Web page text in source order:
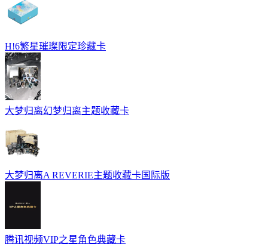
H!6繁星璀璨限定珍藏卡
大梦归离幻梦归离主题收藏卡
大梦归离A REVERIE主题收藏卡国际版
腾讯视频VIP之星角色典藏卡